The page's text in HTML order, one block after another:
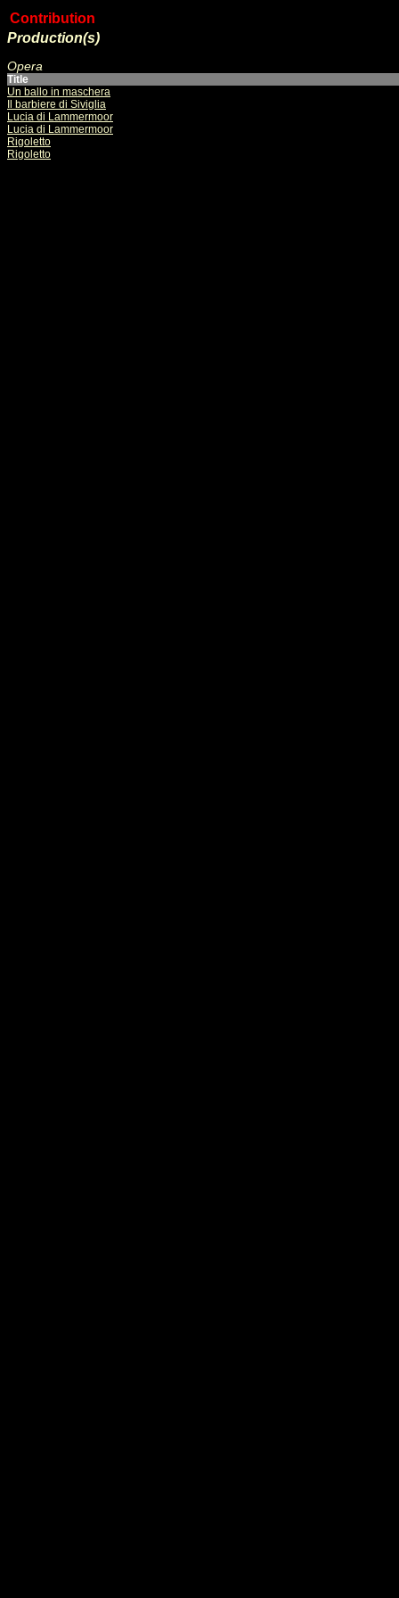
Contribution
Production(s)
Opera
Title
Un ballo in maschera
Il barbiere di Siviglia
Lucia di Lammermoor
Lucia di Lammermoor
Rigoletto
Rigoletto